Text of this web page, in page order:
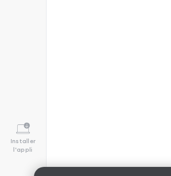
Installer
l'appli